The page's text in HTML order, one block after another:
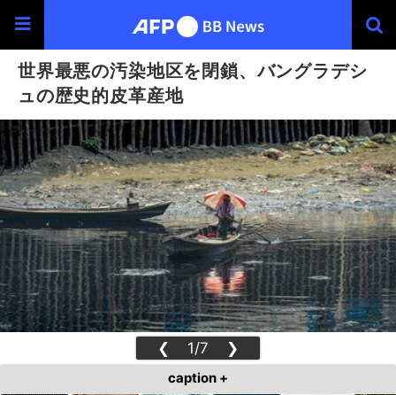
世界最悪の汚染地区を閉鎖、バングラデシ
ュの歴史的皮革産地
❮ 1/7 ❯
caption +